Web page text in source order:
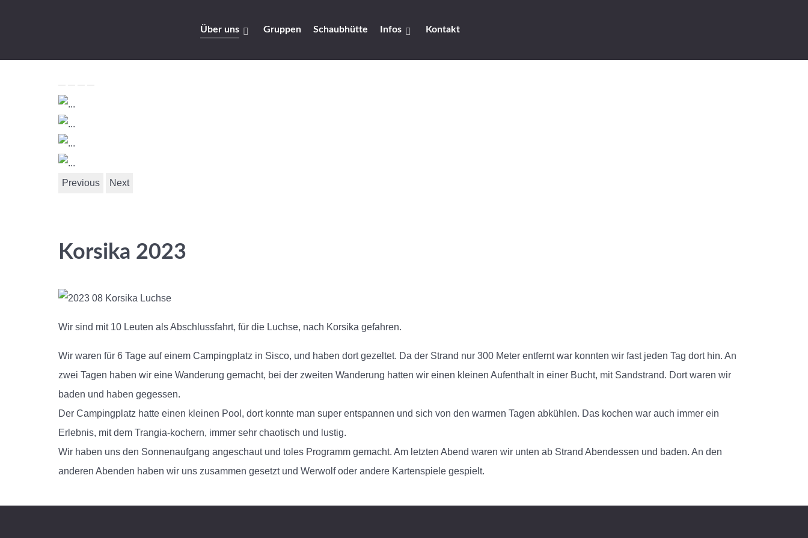
Über uns Gruppen Schaubhütte Infos Kontakt
Previous Next
Korsika 2023
Wir sind mit 10 Leuten als Abschlussfahrt, für die Luchse, nach Korsika gefahren.
Wir waren für 6 Tage auf einem Campingplatz in Sisco, und haben dort gezeltet. Da der Strand nur 300 Meter entfernt war konnten wir fast jeden Tag dort hin. An
zwei Tagen haben wir eine Wanderung gemacht, bei der zweiten Wanderung hatten wir einen kleinen Aufenthalt in einer Bucht, mit Sandstrand. Dort waren wir
baden und haben gegessen.
Der Campingplatz hatte einen kleinen Pool, dort konnte man super entspannen und sich von den warmen Tagen abkühlen. Das kochen war auch immer ein
Erlebnis, mit dem Trangia-kochern, immer sehr chaotisch und lustig.
Wir haben uns den Sonnenaufgang angeschaut und toles Programm gemacht. Am letzten Abend waren wir unten ab Strand Abendessen und baden. An den
anderen Abenden haben wir uns zusammen gesetzt und Werwolf oder andere Kartenspiele gespielt.